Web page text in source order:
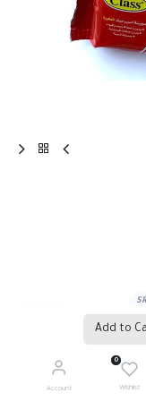
0
Wishlist
Account